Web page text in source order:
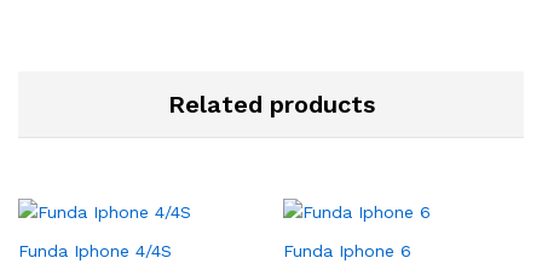
Related products
Funda Iphone 4/4S Funda Iphone 6